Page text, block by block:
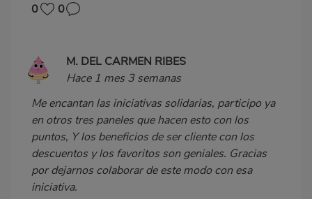
0 0
M. DEL CARMEN RIBES
Hace 1 mes 3 semanas
Me encantan las iniciativas solidarias, participo ya
en otros tres paneles que hacen esto con los
puntos, Y los beneficios de ser cliente con los
descuentos y los favoritos son geniales. Gracias
por dejarnos colaborar de este modo con esa
iniciativa.